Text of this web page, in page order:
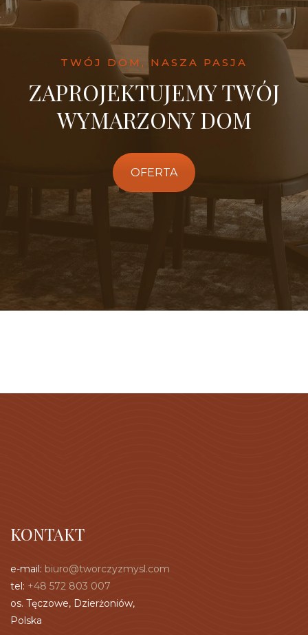
TWÓJ DOM, NASZA PASJA
ZAPROJEKTUJEMY TWÓJ
WYMARZONY DOM
OFERTA
KONTAKT
e-mail: biuro@tworczyzmysl.com
tel: +48 572 803 007
os. Tęczowe, Dzierżoniów,
Polska